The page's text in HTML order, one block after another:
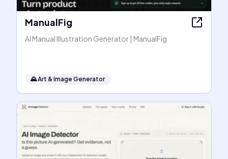
ManualFig
AI Manual Illustration Generator | ManualFig
🌄Art & Image Generator